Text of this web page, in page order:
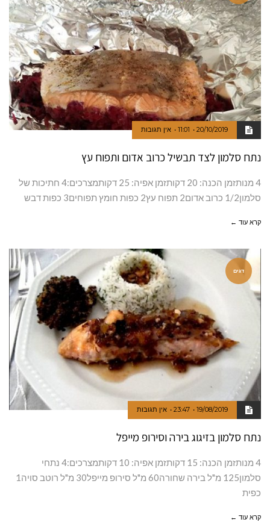
20/10/2019
11:01 אין תגובות
נתח סלמון לצד תבשיל כרוב אדום ותפוח עץ
4 מנותזמן הכנה: 20 דקותזמן אפיה: 25 דקותמצרכים:4 חתיכות של
סלמון1/2 כרוב אדום2 תפוח עץ2 כפות חומץ תפוחים3 כפות דבש
קרא עוד ←
דגים
19/08/2019
23:47 אין תגובות
נתח סלמון בזיגוג בירה וסירופ מייפל
4 מנותזמן הכנה: 15 דקותזמן אפיה: 10 דקותמצרכים:4 נתחי
סלמון125 מ"ל בירה שחורה60 מ"ל סירופ מייפל30 מ"ל רוטב סויה1
כפית
קרא עוד ←